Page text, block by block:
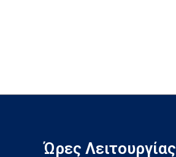
Ώρες Λειτουργίας